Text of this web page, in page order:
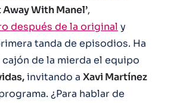
Away With Manel’,
después de la original y
tanda de episodios. Ha
de la mierda el equipo
invitando a Xavi Martínez
¿Para hablar de